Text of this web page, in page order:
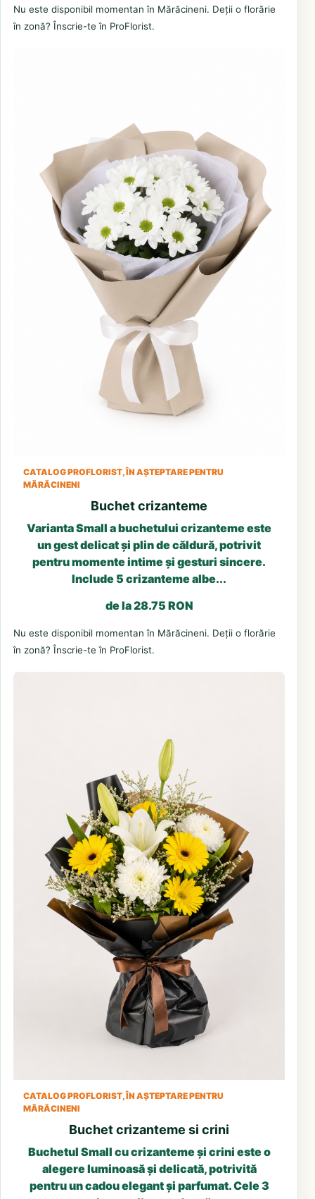
Nu este disponibil momentan în Mărăcineni. Deții o florărie
în zonă? Înscrie-te în ProFlorist.
CATALOG PROFLORIST, ÎN AȘTEPTARE PENTRU
MĂRĂCINENI
Buchet crizanteme
Varianta Small a buchetului crizanteme este
un gest delicat și plin de căldură, potrivit
pentru momente intime și gesturi sincere.
Include 5 crizanteme albe...
de la 28.75 RON
Nu este disponibil momentan în Mărăcineni. Deții o florărie
în zonă? Înscrie-te în ProFlorist.
CATALOG PROFLORIST, ÎN AȘTEPTARE PENTRU
MĂRĂCINENI
Buchet crizanteme si crini
Buchetul Small cu crizanteme și crini este o
alegere luminoasă și delicată, potrivită
pentru un cadou elegant și parfumat. Cele 3